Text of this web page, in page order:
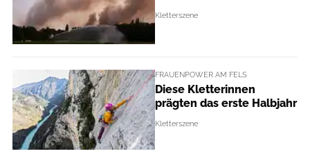
Kletterszene
FRAUENPOWER AM FELS
Diese Kletterinnen
prägten das erste Halbjahr
Kletterszene